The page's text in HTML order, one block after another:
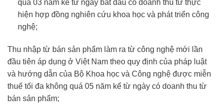
quá 03 năm kể từ ngày bắt đầu có doanh thu từ thực
hiện hợp đồng nghiên cứu khoa học và phát triển công
nghệ;
Thu nhập từ bán sản phẩm làm ra từ công nghệ mới lần
đầu tiên áp dụng ở Việt Nam theo quy định của pháp luật
và hướng dẫn của Bộ Khoa học và Công nghệ được miễn
thuế tối đa không quá 05 năm kể từ ngày có doanh thu từ
bán sản phẩm;